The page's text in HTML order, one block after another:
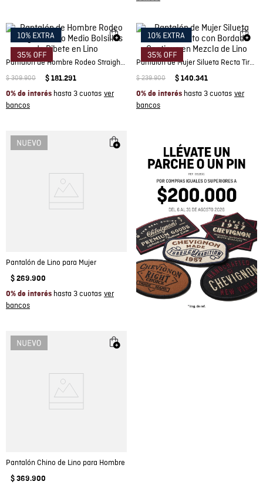
Pantalón de Hombre Rodeo Straight Fit Tiro Medio Bolsillos de Ribete en Lino
$ 309.900 $ 181.291
0% de interés hasta 3 cuotas
Pantalón de Mujer Silueta Recta Tiro Alto con Bordado Continuo en Mezcla de Lino
$ 239.900 $ 140.341
0% de interés hasta 3 cuotas
Pantalón de Lino para Mujer
$ 269.900
0% de interés hasta 3 cuotas
Pantalón Chino de Lino para Hombre
$ 369.900